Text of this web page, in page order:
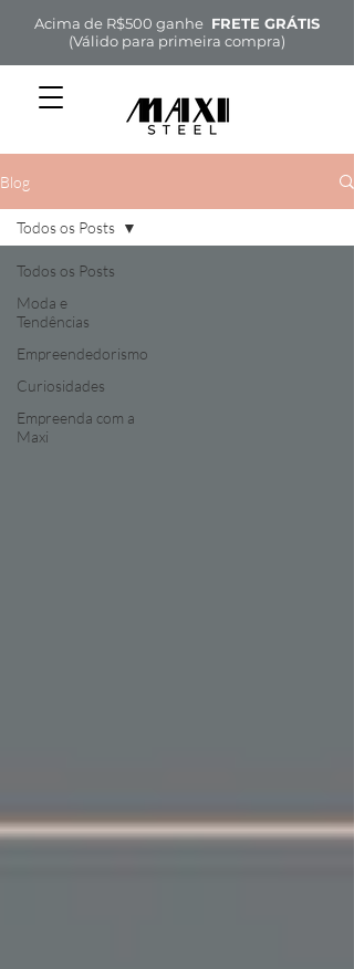
Acima de R$500 ganhe FRETE GRÁTIS
(Válido para primeira compra)
Blog
Todos os Posts
Moda e
Tendências
Empreendedorismo
Curiosidades
Empreenda com a
Maxi
Todos os Posts